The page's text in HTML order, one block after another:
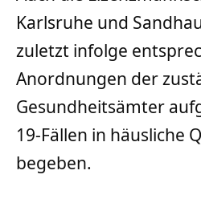
Karlsruhe und
zuletzt infolge
Anordnungen der
Gesundheitsämter
19-Fällen in häusliche
begeben.